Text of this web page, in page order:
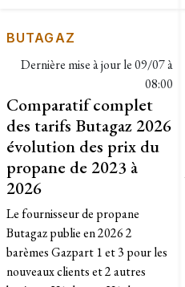
BUTAGAZ
Dernière mise à jour le09/07 à
08:00
Comparatif complet
des tarifs Butagaz 2026
évolution des prix du
propane de 2023 à
2026
Le fournisseur de propane
Butagaz publie en 2026 2
barèmes Gazpart 1 et 3 pour les
nouveaux clients et 2 autres